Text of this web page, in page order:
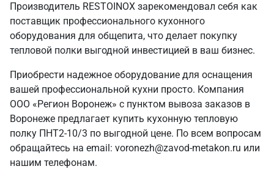
Производитель RESTOINOX зарекомендовал себя как
поставщик профессионального кухонного
оборудования для общепита, что делает покупку
тепловой полки выгодной инвестицией в ваш бизнес.
Приобрести надежное оборудование для оснащения
вашей профессиональной кухни просто. Компания
ООО «Регион Воронеж» с пунктом вывоза заказов в
Воронеже предлагает купить кухонную тепловую
полку ПНТ2-10/3 по выгодной цене. По всем вопросам
обращайтесь на email: voronezh@zavod-metakon.ru или
нашим телефонам.